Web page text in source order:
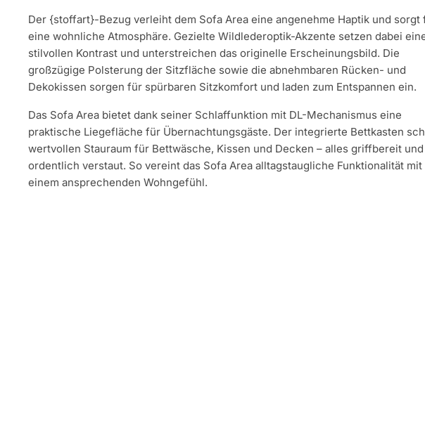
Der {stoffart}-Bezug verleiht dem Sofa Area eine angenehme Haptik und sorgt
eine wohnliche Atmosphäre. Gezielte Wildlederoptik-Akzente setzen dabei
stilvollen Kontrast und unterstreichen das originelle Erscheinungsbild. Die
großzügige Polsterung der Sitzfläche sowie die abnehmbaren Rücken- und
Dekokissen sorgen für spürbaren Sitzkomfort und laden zum Entspannen ein.
Das Sofa Area bietet dank seiner Schlaffunktion mit DL-Mechanismus eine
praktische Liegefläche für Übernachtungsgäste. Der integrierte Bettkasten
wertvollen Stauraum für Bettwäsche, Kissen und Decken – alles griffbereit und
ordentlich verstaut. So vereint das Sofa Area alltagstaugliche Funktionalität mit
einem ansprechenden Wohngefühl.